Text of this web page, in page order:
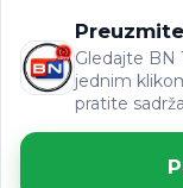
Gledajte BN
jednim
pratite